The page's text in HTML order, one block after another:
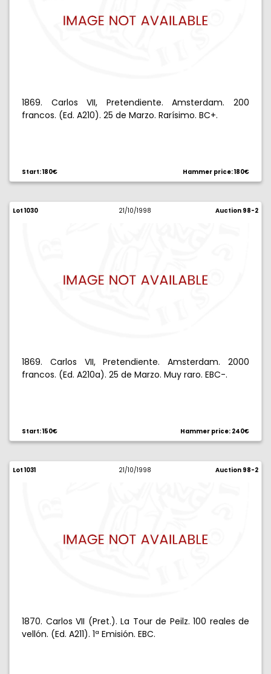
1869. Carlos VII, Pretendiente. Amsterdam. 200
francos. (Ed. A210). 25 de Marzo. Rarísimo. BC+.
Start: 180€ Hammer price: 180€
Lot 1030 21/10/1998 Auction 98-2
1869. Carlos VII, Pretendiente. Amsterdam. 2000
francos. (Ed. A210a). 25 de Marzo. Muy raro. EBC-.
Start: 150€ Hammer price: 240€
Lot 1031 21/10/1998 Auction 98-2
1870. Carlos VII (Pret.). La Tour de Peilz. 100 reales de
vellón. (Ed. A211). 1ª Emisión. EBC.